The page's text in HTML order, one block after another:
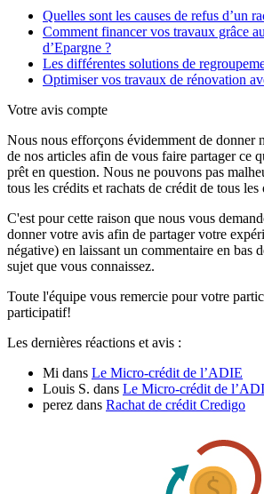
Quelles sont les causes de refus d’un
Comment financer vos travaux grâce
d’Epargne ?
Les différentes solutions de
Optimiser vos travaux de rénovation
Votre avis compte
Nous nous efforçons évidemment de donner
de nos articles afin de vous faire partager ce
prêt en question. Nous ne pouvons pas
tous les crédits et rachats de crédit de tous les
C'est pour cette raison que nous vous
donner votre avis afin de partager votre
négative) en laissant un commentaire en bas
sujet que vous connaissez.
Toute l'équipe vous remercie pour votre
participatif!
Les dernières réactions et avis :
Mi dans Le Micro-crédit de l’ADIE
Louis S. dans Le Micro-crédit de
perez dans Rachat de crédit Credigo